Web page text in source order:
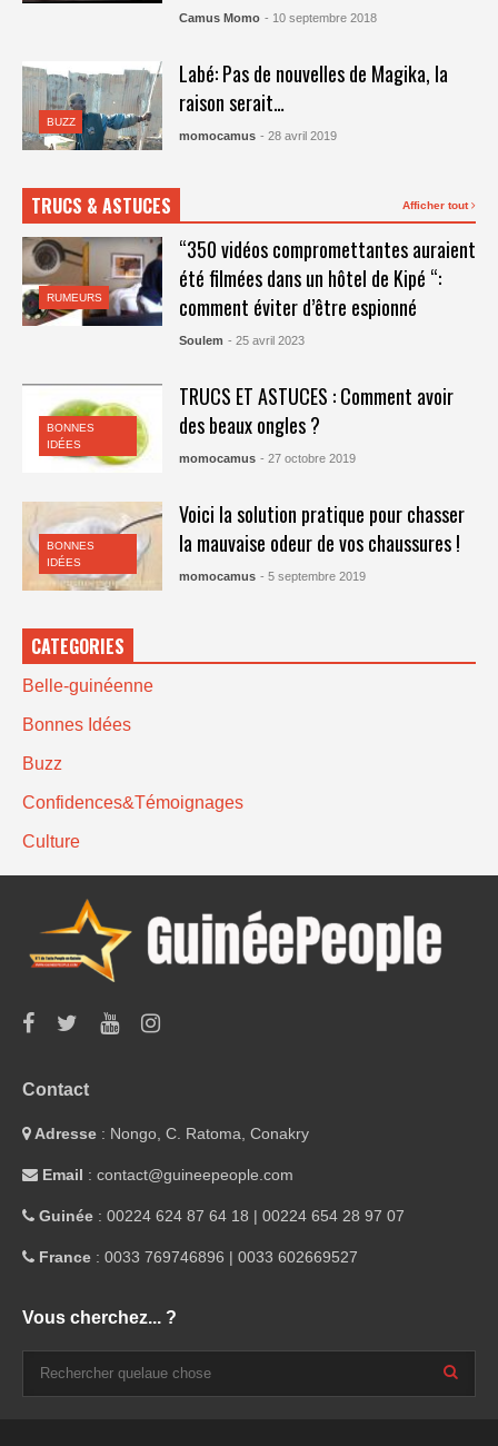
Camus Momo - 10 septembre 2018
BUZZ
Labé: Pas de nouvelles de Magika, la
raison serait…
momocamus - 28 avril 2019
TRUCS & ASTUCES Afficher tout
RUMEURS
“350 vidéos compromettantes auraient
été filmées dans un hôtel de Kipé “:
comment éviter d’être espionné
Soulem - 25 avril 2023
BONNES
IDÉES
TRUCS ET ASTUCES : Comment avoir
des beaux ongles ?
momocamus - 27 octobre 2019
BONNES
IDÉES
Voici la solution pratique pour chasser
la mauvaise odeur de vos chaussures !
momocamus - 5 septembre 2019
CATEGORIES
Belle-guinéenne
Bonnes Idées
Buzz
Confidences&Témoignages
Culture
Contact
Adresse : Nongo, C. Ratoma, Conakry
Email : contact@guineepeople.com
Guinée : 00224 624 87 64 18 | 00224 654 28 97 07
France : 0033 769746896 | 0033 602669527
Vous cherchez... ?